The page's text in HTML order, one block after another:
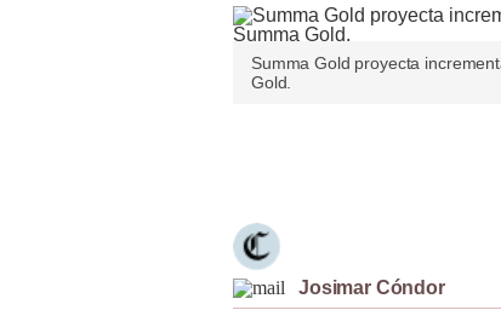
Summa Gold proyecta
Gold.
Josimar Cóndor